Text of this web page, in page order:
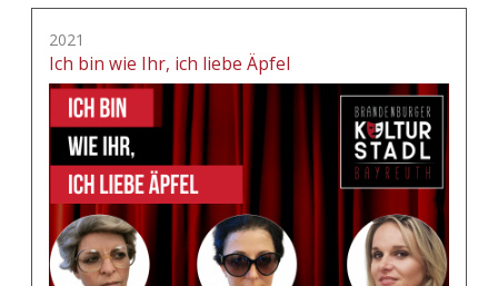
2021
Ich bin wie Ihr, ich liebe Äpfel